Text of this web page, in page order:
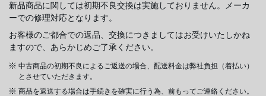
新品商品に関しては初期不良交換は実施しておりません。メーカ
ーでの修理対応となります。
お客様のご都合での返品、交換につきましてはお受けいたしかね
ますので、あらかじめご了承ください。
中古商品の初期不良によるご返送の場合、配送料金は弊社負担（着払い）
とさせていただきます。
商品を返送する場合は手続きを確実に行う為、前もってご連絡ください。